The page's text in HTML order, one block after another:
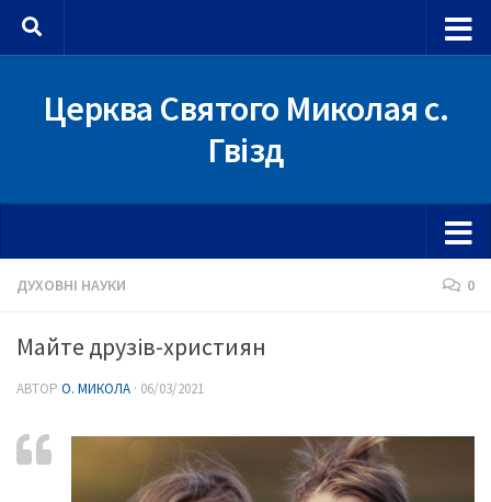
Skip to content
Церква Святого Миколая с.
Гвізд
ДУХОВНІ НАУКИ 0
Майте друзів-християн
АВТОР О. МИКОЛА · 06/03/2021